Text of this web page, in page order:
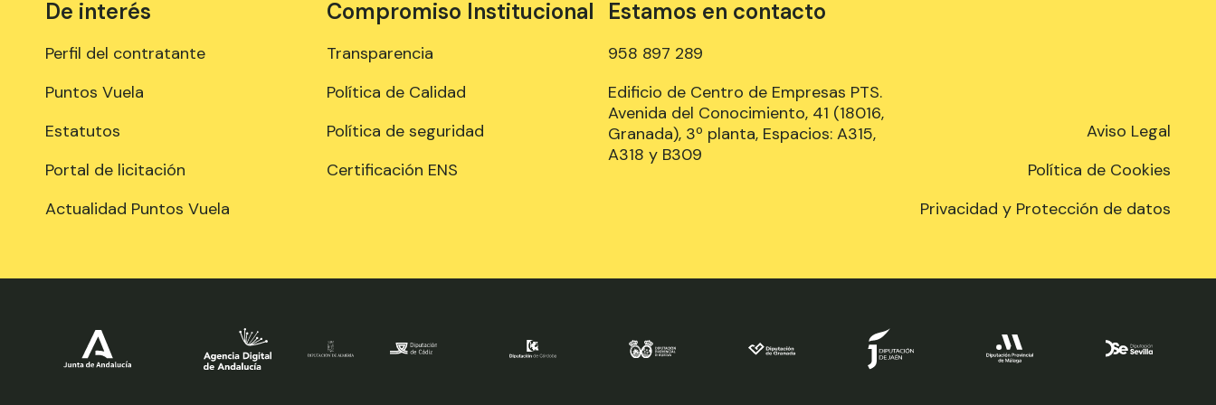
De interés
Perfil del contratante
Puntos Vuela
Estatutos
Portal de licitación
Actualidad Puntos Vuela
Compromiso Institucional
Transparencia
Política de Calidad
Política de seguridad
Certificación ENS
Estamos en contacto
958 897 289
Edificio de Centro de Empresas PTS.
Avenida del Conocimiento, 41 (18016,
Granada), 3º planta, Espacios: A315,
A318 y B309
Aviso Legal
Política de Cookies
Privacidad y Protección de datos